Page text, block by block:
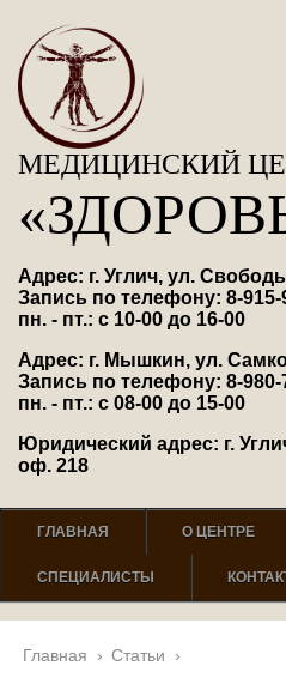
МЕДИЦИНСКИЙ
Адрес: г. Углич, ул.
Запись по телефону: 8-915-
пн. - пт.: с 10-00 до 16-00
Адрес: г. Мышкин, ул.
Запись по телефону: 8-980-
пн. - пт.: с 08-00 до 15-00
Юридический адрес: г.
оф. 218
ГЛАВНАЯ О ЦЕНТРЕ
СПЕЦИАЛИСТЫ
Главная › Статьи ›